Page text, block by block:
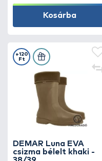
Kosárba
DEMAR Luna EVA
csizma bélelt khaki -
+120
Ft